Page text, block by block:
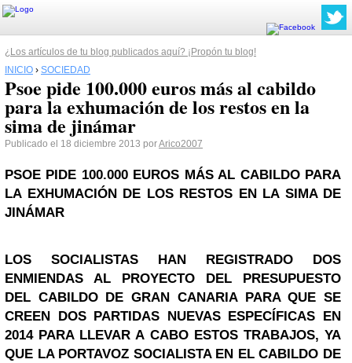
¿Los artículos de tu blog publicados aquí? ¡Propón tu blog!
INICIO › SOCIEDAD
Psoe pide 100.000 euros más al cabildo
para la exhumación de los restos en la
sima de jinámar
Publicado el 18 diciembre 2013 porArico2007
PSOE PIDE 100.000 EUROS MÁS AL CABILDO PARA
LA EXHUMACIÓN DE LOS RESTOS EN LA SIMA DE
JINÁMAR
LOS SOCIALISTAS HAN REGISTRADO DOS
ENMIENDAS AL PROYECTO DEL PRESUPUESTO
DEL CABILDO DEGRAN CANARIAPARA QUE SE
CREEN DOS PARTIDAS NUEVAS ESPECÍFICAS EN
2014 PARA LLEVAR A CABO ESTOS TRABAJOS, YA
QUE LA PORTAVOZ SOCIALISTA EN EL CABILDO DE